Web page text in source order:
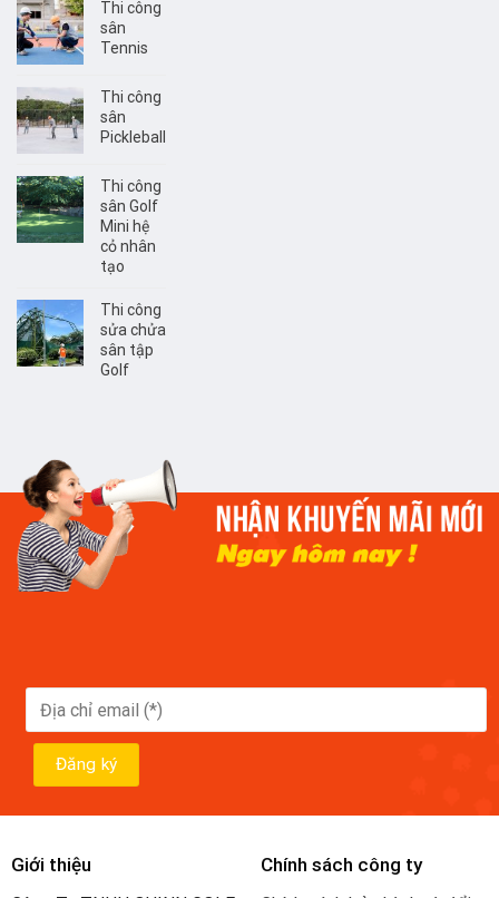
Thi công
sân
Tennis
Thi công
sân
Pickleball
Thi công
sân Golf
Mini hệ
cỏ nhân
tạo
Thi công
sửa chửa
sân tập
Golf
Giới thiệu Chính sách công ty